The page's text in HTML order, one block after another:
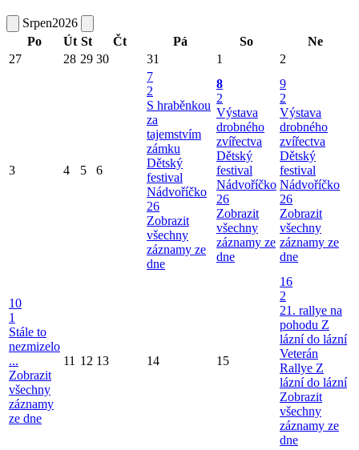
Srpen2026
Po
Út St Čt Pá So
Ne
27
28 29 30 31 1 2
3 4 5 6
7
2
S hraběnkou
za
tajemstvím
zámku
Dětský
festival
Nádvoříčko
26
Zobrazit
všechny
záznamy ze
dne
8
2
Výstava
drobného
zvířectva
Dětský
festival
Nádvoříčko
26
Zobrazit
všechny
záznamy ze
dne
9
2
Výstava
drobného
zvířectva
Dětský
festival
Nádvoříčko
26
Zobrazit
všechny
záznamy ze
dne
10
1
Stále to
nezmizelo
...
Zobrazit
všechny
záznamy
ze dne
11 12 13 14 15
16
2
21. rallye na
pohodu Z
lázní do lázní
Veterán
Rallye Z
lázní do lázní
Zobrazit
všechny
záznamy ze
dne